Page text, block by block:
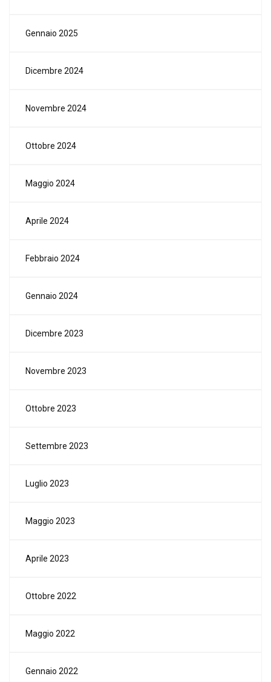
Gennaio 2025
Dicembre 2024
Novembre 2024
Ottobre 2024
Maggio 2024
Aprile 2024
Febbraio 2024
Gennaio 2024
Dicembre 2023
Novembre 2023
Ottobre 2023
Settembre 2023
Luglio 2023
Maggio 2023
Aprile 2023
Ottobre 2022
Maggio 2022
Gennaio 2022